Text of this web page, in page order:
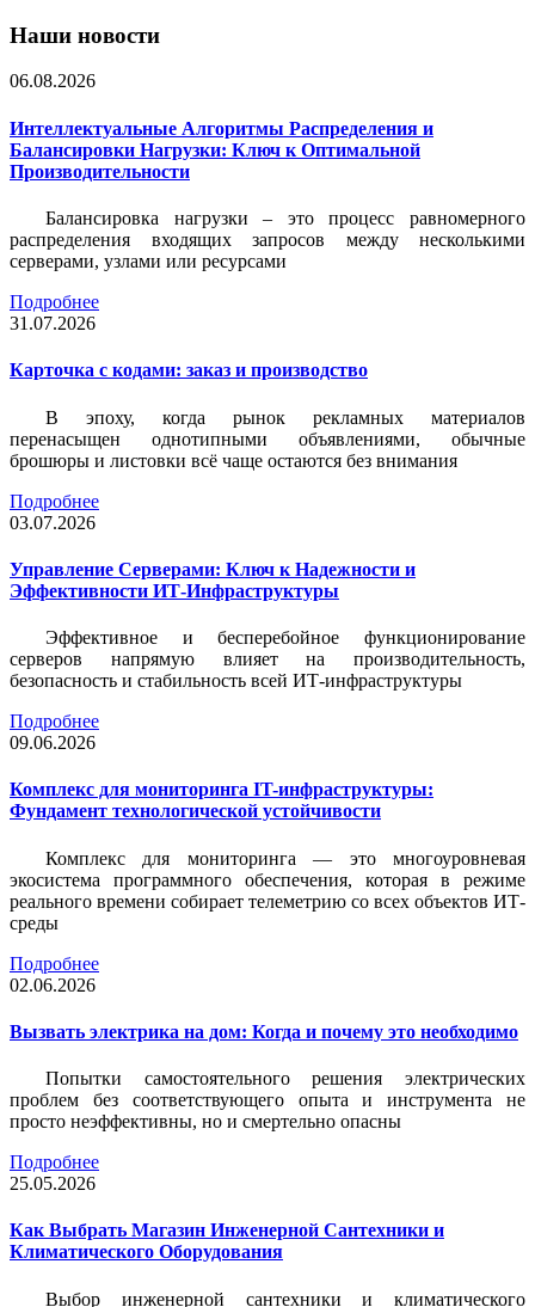
Наши новости
06.08.2026
Интеллектуальные Алгоритмы Распределения и
Балансировки Нагрузки: Ключ к Оптимальной
Производительности
Балансировка нагрузки – это процесс равномерного
распределения входящих запросов между несколькими
серверами, узлами или ресурсами
Подробнее
31.07.2026
Карточка c кодами: заказ и производство
В эпоху, когда рынок рекламных материалов
перенасыщен однотипными объявлениями, обычные
брошюры и листовки всё чаще остаются без внимания
Подробнее
03.07.2026
Управление Серверами: Ключ к Надежности и
Эффективности ИТ-Инфраструктуры
Эффективное и бесперебойное функционирование
серверов напрямую влияет на производительность,
безопасность и стабильность всей ИТ-инфраструктуры
Подробнее
09.06.2026
Комплекс для мониторинга IT-инфраструктуры:
Фундамент технологической устойчивости
Комплекс для мониторинга — это многоуровневая
экосистема программного обеспечения, которая в режиме
реального времени собирает телеметрию со всех объектов ИТ-
среды
Подробнее
02.06.2026
Вызвать электрика на дом: Когда и почему это необходимо
Попытки самостоятельного решения электрических
проблем без соответствующего опыта и инструмента не
просто неэффективны, но и смертельно опасны
Подробнее
25.05.2026
Как Выбрать Магазин Инженерной Сантехники и
Климатического Оборудования
Выбор инженерной сантехники и климатического